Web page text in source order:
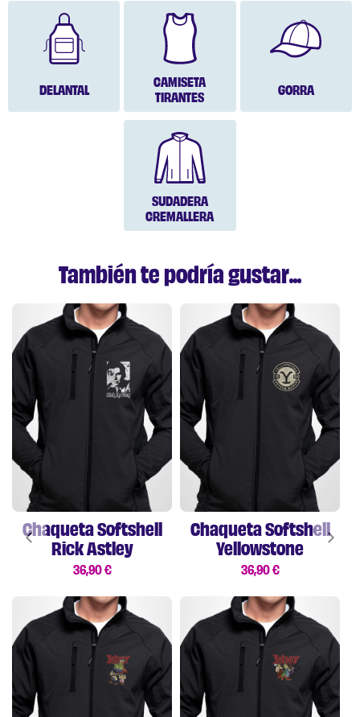
DELANTAL
CAMISETA
TIRANTES
GORRA
SUDADERA
CREMALLERA
También te podría gustar...
Chaqueta Softshell
Rick Astley
36,90 €
Chaqueta Softshell
Yellowstone
36,90 €